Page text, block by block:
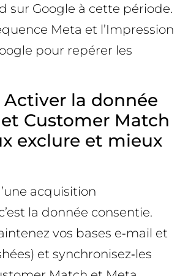
sur Google à cette période.
Meta et l’Impression
pour repérer les
la donnée
Customer Match
exclure et mieux
acquisition
la donnée consentie.
vos bases e‑mail et
et synchronisez‑les